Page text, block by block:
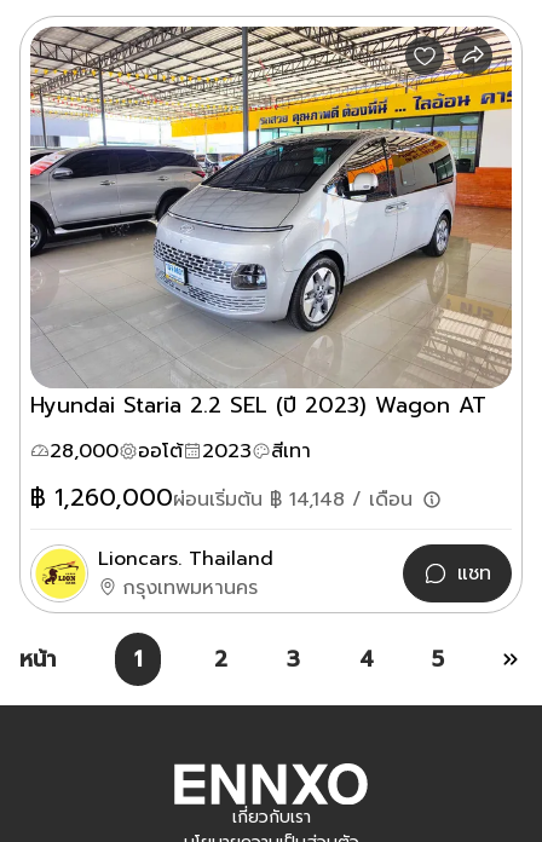
Hyundai Staria 2.2 SEL (ปี 2023) Wagon AT
28,000 ออโต้ 2023 สีเทา
฿ 1,260,000ผ่อนเริ่มต้น ฿ 14,148 / เดือน
Lioncars. Thailand
กรุงเทพมหานคร
แชท
หน้า 1 2 3 4 5
เกี่ยวกับเรา